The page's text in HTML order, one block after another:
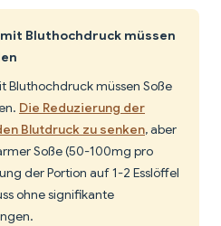
mit Bluthochdruck müssen
Bluthochdruck müssen Soße
Die Reduzierung der
Blutdruck zu senken, aber
Soße (50-100mg pro
der Portion auf 1-2 Esslöffel
ohne signifikante